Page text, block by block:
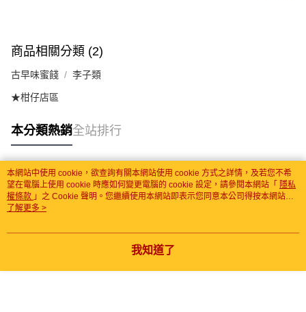
商品相關分類 (2)
古早味蜜餞 李子類
★柑仔店區
本分類熱銷全站排行
熱門標籤
本網站中使用 cookie，欲查詢有關本網站使用 cookie 方式之詳情，及若您不希
望在電腦上使用 cookie 時應如何變更電腦的 cookie 設定，請參閱本網站「 隱私
權條款 」之 Cookie 聲明。您繼續使用本網站即表示您同意本公司得按本網站使
用條款之 Cookie 聲明使用 cookie。
了解更多 >
我知道了